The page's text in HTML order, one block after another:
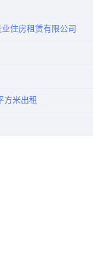
住房租赁有限公司
方米出租